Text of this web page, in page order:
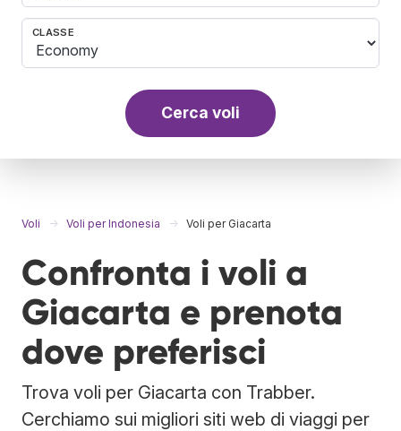
CLASSE
Cerca voli
Voli Voli per Indonesia Voli per Giacarta
Confronta i voli a
Giacarta e prenota
dove preferisci
Trova voli per Giacarta con Trabber.
Cerchiamo sui migliori siti web di viaggi per